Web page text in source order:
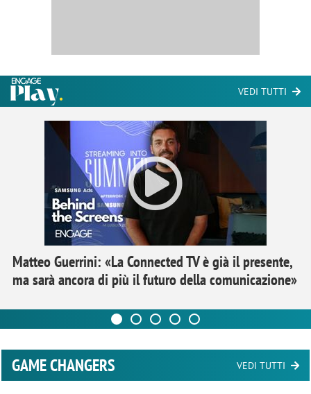
VEDI TUTTI
Matteo Guerrini: «La Connected TV è già il presente,
ma sarà ancora di più il futuro della comunicazione»
GAME CHANGERS VEDI TUTTI